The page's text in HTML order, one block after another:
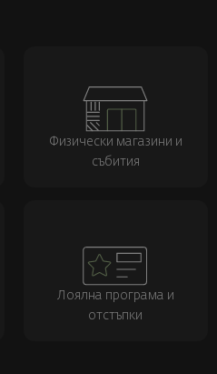
Физически магазини и
събития
Лоялна програма и
отстъпки